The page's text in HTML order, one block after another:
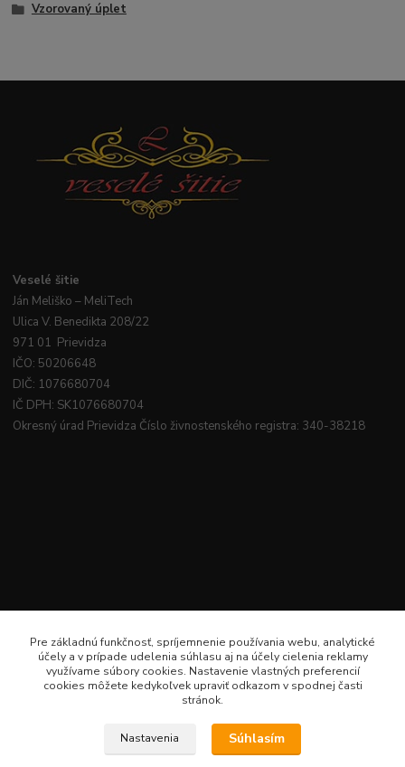
Vzorovaný úplet
Veselé šitie
Ján Meliško – MeliTech
Ulica V. Benedikta 208/22
971 01 Prievidza
IČO: 50206648
DIČ: 1076680704
IČ DPH: SK1076680704
Okresný úrad Prievidza Číslo živnostenského registra: 340-38218
Pre základnú funkčnosť, spríjemnenie používania webu, analytické
účely a v prípade udelenia súhlasu aj na účely cielenia reklamy
využívame súbory cookies. Nastavenie vlastných preferencií
cookies môžete kedykoľvek upraviť odkazom v spodnej časti
stránok.
Nastavenia Súhlasím